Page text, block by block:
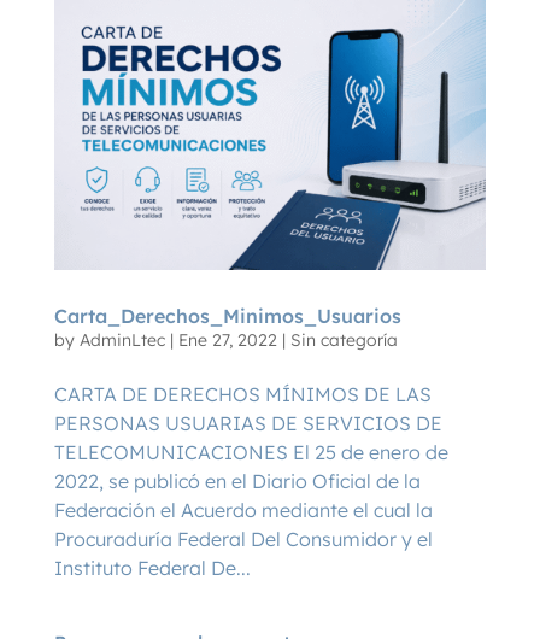
Carta_Derechos_Minimos_Usuarios
by AdminLtec| Ene 27, 2022 | Sin categoría
CARTA DE DERECHOS MÍNIMOS DE LAS
PERSONAS USUARIAS DE SERVICIOS DE
TELECOMUNICACIONES El 25 de enero de
2022, se publicó en el Diario Oficial de la
Federación el Acuerdo mediante el cual la
Procuraduría Federal Del Consumidor y el
Instituto Federal De...